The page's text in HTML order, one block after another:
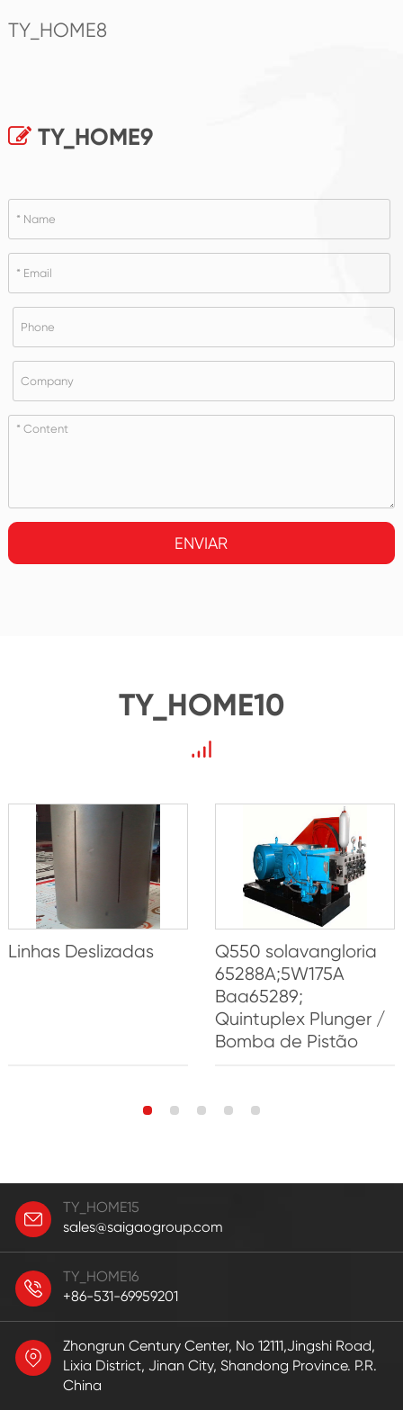
TY_HOME8
TY_HOME9
ENVIAR
TY_HOME10
Linhas Deslizadas
Q550 solavangloria
65288A;5W175A
Baa65289;
Quintuplex Plunger /
Bomba de Pistão
TY_HOME15
sales@saigaogroup.com
TY_HOME16
+86-531-69959201
Zhongrun Century Center, No 12111,Jingshi Road,
Lixia District, Jinan City, Shandong Province. P.R.
China